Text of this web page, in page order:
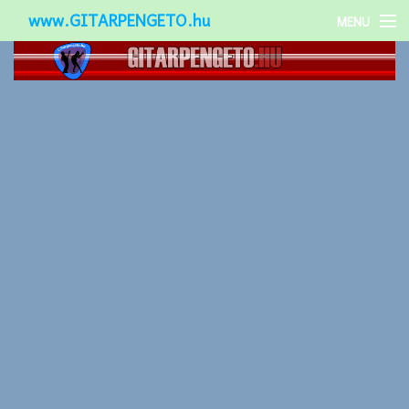
www.GITARPENGETO.hu MENU
Népszerű-